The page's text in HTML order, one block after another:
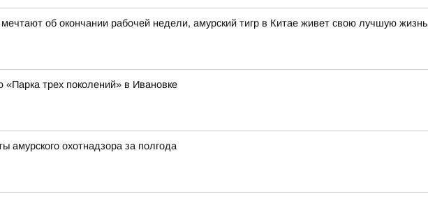
об окончании рабочей недели, амурский тигр в Китае живет свою лучшую жизнь
трех поколений» в Ивановке
амурского охотнадзора за полгода